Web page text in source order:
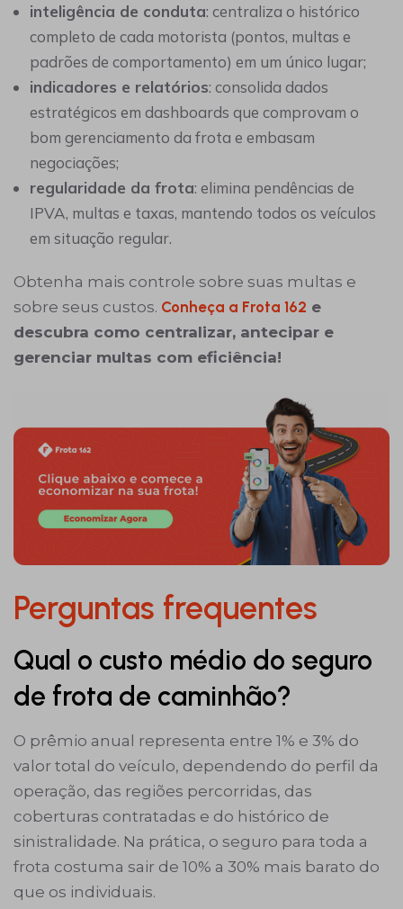
inteligência de conduta: centraliza o histórico
completo de cada motorista (pontos, multas e
padrões de comportamento) em um único lugar;
indicadores e relatórios: consolida dados
estratégicos em dashboards que comprovam o
bom gerenciamento da frota e embasam
negociações;
regularidade da frota: elimina pendências de
IPVA, multas e taxas, mantendo todos os veículos
em situação regular.
Obtenha mais controle sobre suas multas e
sobre seus custos. Conheça a Frota 162 e
descubra como centralizar, antecipar e
gerenciar multas com eficiência!
Perguntas frequentes
Qual o custo médio do seguro
de frota de caminhão?
O prêmio anual representa entre 1% e 3% do
valor total do veículo, dependendo do perfil da
operação, das regiões percorridas, das
coberturas contratadas e do histórico de
sinistralidade. Na prática, o seguro para toda a
frota costuma sair de 10% a 30% mais barato do
que os individuais.